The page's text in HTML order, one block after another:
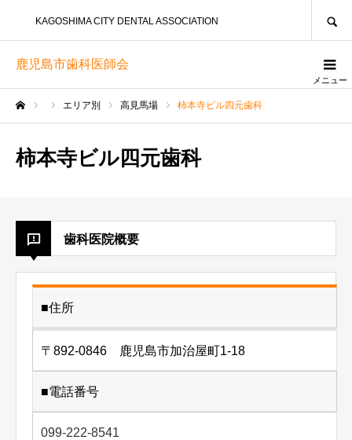
鹿児島市歯科医師会
KAGOSHIMA CITY DENTAL ASSOCIATION
メニュー
エリア別 高見馬場 柿本寺ビル四元歯科
柿本寺ビル四元歯科
歯科医院概要
■住所
〒892-0846 鹿児島市加治屋町1-18
■電話番号
099-222-8541